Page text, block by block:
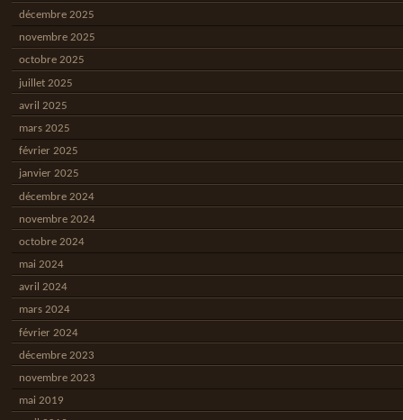
décembre 2025
novembre 2025
octobre 2025
juillet 2025
avril 2025
mars 2025
février 2025
janvier 2025
décembre 2024
novembre 2024
octobre 2024
mai 2024
avril 2024
mars 2024
février 2024
décembre 2023
novembre 2023
mai 2019